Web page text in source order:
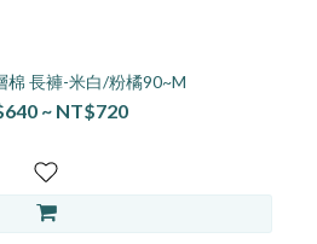
棉 長褲-米白/粉橘90~M
~ NT$720